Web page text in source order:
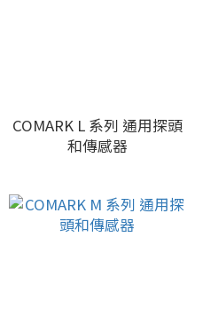
COMARK L 系列 通用探頭
和傳感器